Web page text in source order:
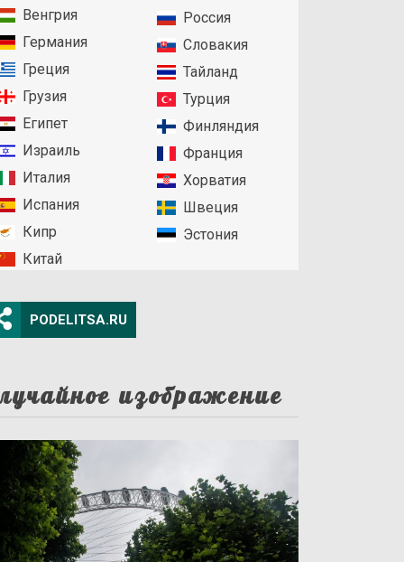
Венгрия
Германия
Греция
Грузия
Египет
Израиль
Италия
Испания
Кипр
Китай
Россия
Словакия
Тайланд
Турция
Финляндия
Франция
Хорватия
Швеция
Эстония
PODELITSA.RU
изображение